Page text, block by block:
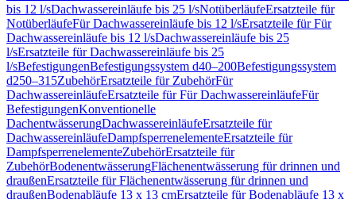
bis 12 l/sDachwassereinläufe bis 25 l/sNotüberläufeErsatzteile für
NotüberläufeFür Dachwassereinläufe bis 12 l/sErsatzteile für Für
Dachwassereinläufe bis 12 l/sDachwassereinläufe bis 25
l/sErsatzteile für Dachwassereinläufe bis 25
l/sBefestigungenBefestigungssystem d40–200Befestigungssystem
d250–315ZubehörErsatzteile für ZubehörFür
DachwassereinläufeErsatzteile für Für DachwassereinläufeFür
BefestigungenKonventionelle
DachentwässerungDachwassereinläufeErsatzteile für
DachwassereinläufeDampfsperrenelementeErsatzteile für
DampfsperrenelementeZubehörErsatzteile für
ZubehörBodenentwässerungFlächenentwässerung für drinnen und
draußenErsatzteile für Flächenentwässerung für drinnen und
draußenBodenabläufe 13 x 13 cmErsatzteile für Bodenabläufe 13 x